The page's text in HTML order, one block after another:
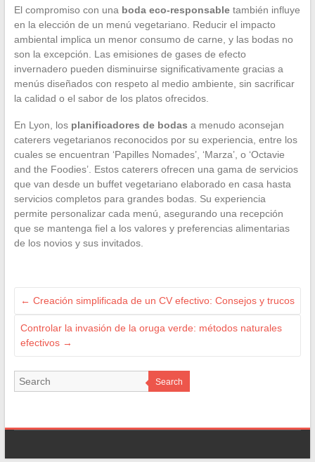
El compromiso con una boda eco-responsabletambién influye
en la elección de un menú vegetariano. Reducir el impacto
ambiental implica un menor consumo de carne, y las bodas no
son la excepción. Las emisiones de gases de efecto
invernadero pueden disminuirse significativamente gracias a
menús diseñados con respeto al medio ambiente, sin sacrificar
la calidad o el sabor de los platos ofrecidos.
En Lyon, los planificadores de bodas a menudo aconsejan
caterers vegetarianos reconocidos por su experiencia, entre los
cuales se encuentran ‘Papilles Nomades’, ‘Marza’, o ‘Octavie
and the Foodies’. Estos caterers ofrecen una gama de servicios
que van desde un buffet vegetariano elaborado en casa hasta
servicios completos para grandes bodas. Su experiencia
permite personalizar cada menú, asegurando una recepción
que se mantenga fiel a los valores y preferencias alimentarias
de los novios y sus invitados.
← Creación simplificada de un CV efectivo: Consejos y trucos
Controlar la invasión de la oruga verde: métodos naturales
efectivos →
Search